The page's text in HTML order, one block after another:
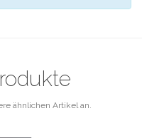
ähnlichen Artikel an.